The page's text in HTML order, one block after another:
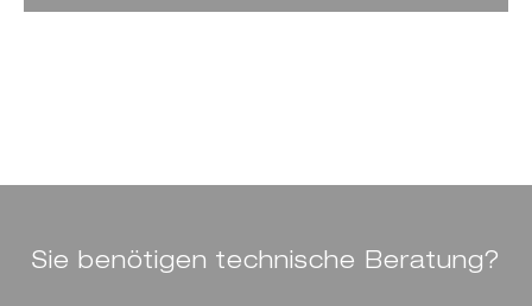
Sie benötigen technische Beratung?